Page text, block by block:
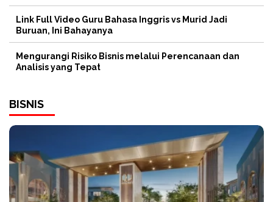
Link Full Video Guru Bahasa Inggris vs Murid Jadi
Buruan, Ini Bahayanya
Mengurangi Risiko Bisnis melalui Perencanaan dan
Analisis yang Tepat
BISNIS